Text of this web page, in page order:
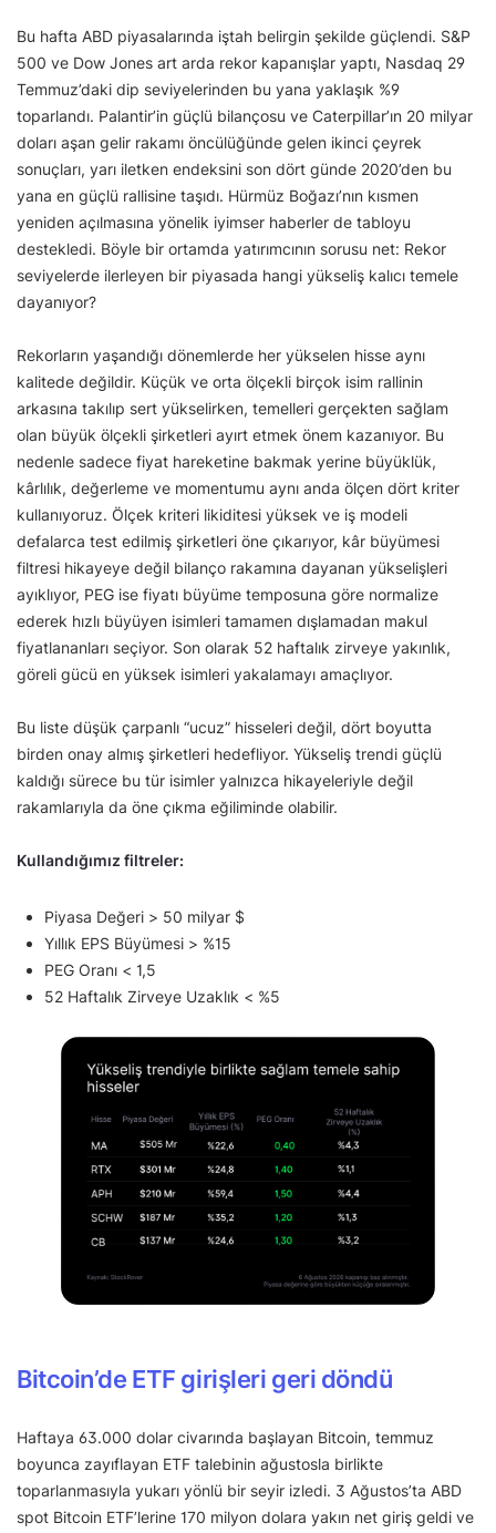
Bu hafta ABD piyasalarında iştah belirgin şekilde güçlendi. S&P
500 ve Dow Jones art arda rekor kapanışlar yaptı, Nasdaq 29
Temmuz’daki dip seviyelerinden bu yana yaklaşık %9
toparlandı. Palantir’in güçlü bilançosu ve Caterpillar’ın 20 milyar
doları aşan gelir rakamı öncülüğünde gelen ikinci çeyrek
sonuçları, yarı iletken endeksini son dört günde 2020’den bu
yana en güçlü rallisine taşıdı. Hürmüz Boğazı’nın kısmen
yeniden açılmasına yönelik iyimser haberler de tabloyu
destekledi. Böyle bir ortamda yatırımcının sorusu net: Rekor
seviyelerde ilerleyen bir piyasada hangi yükseliş kalıcı temele
dayanıyor?
Rekorların yaşandığı dönemlerde her yükselen hisse aynı
kalitede değildir. Küçük ve orta ölçekli birçok isim rallinin
arkasına takılıp sert yükselirken, temelleri gerçekten sağlam
olan büyük ölçekli şirketleri ayırt etmek önem kazanıyor. Bu
nedenle sadece fiyat hareketine bakmak yerine büyüklük,
kârlılık, değerleme ve momentumu aynı anda ölçen dört kriter
kullanıyoruz. Ölçek kriteri likiditesi yüksek ve iş modeli
defalarca test edilmiş şirketleri öne çıkarıyor, kâr büyümesi
filtresi hikayeye değil bilanço rakamına dayanan yükselişleri
ayıklıyor, PEG ise fiyatı büyüme temposuna göre normalize
ederek hızlı büyüyen isimleri tamamen dışlamadan makul
fiyatlananları seçiyor. Son olarak 52 haftalık zirveye yakınlık,
göreli gücü en yüksek isimleri yakalamayı amaçlıyor.
Bu liste düşük çarpanlı “ucuz” hisseleri değil, dört boyutta
birden onay almış şirketleri hedefliyor. Yükseliş trendi güçlü
kaldığı sürece bu tür isimler yalnızca hikayeleriyle değil
rakamlarıyla da öne çıkma eğiliminde olabilir.
Kullandığımız filtreler:
Piyasa Değeri > 50 milyar $
Yıllık EPS Büyümesi > %15
PEG Oranı < 1,5
52 Haftalık Zirveye Uzaklık < %5
Bitcoin’de ETF girişleri geri döndü
Haftaya 63.000 dolar civarında başlayan Bitcoin, temmuz
boyunca zayıflayan ETF talebinin ağustosla birlikte
toparlanmasıyla yukarı yönlü bir seyir izledi. 3 Ağustos’ta ABD
spot Bitcoin ETF’lerine 170 milyon dolara yakın net giriş geldi ve